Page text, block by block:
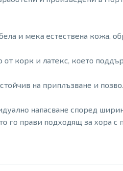
и мека естествена кожа,
от корк и латекс, което
на приплъзване и
напасване според
го прави подходящ за хора с